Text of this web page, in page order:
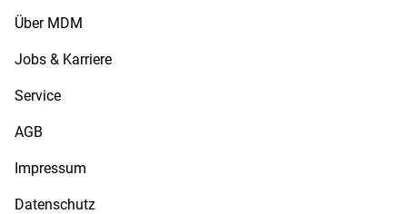
Über MDM
Jobs & Karriere
Service
AGB
Impressum
Datenschutz